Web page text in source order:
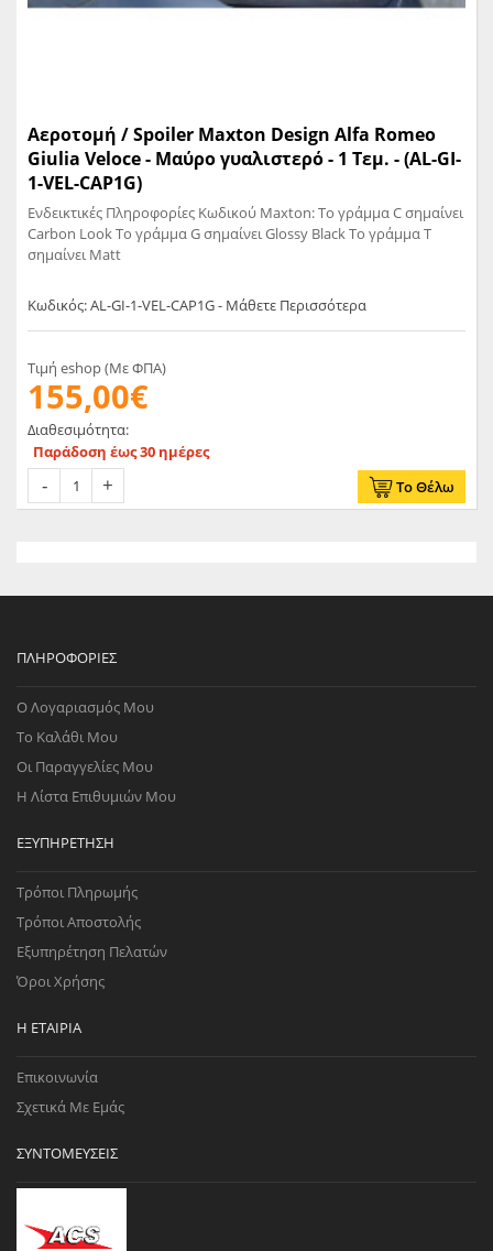
Αεροτομή / Spoiler Maxton Design Alfa Romeo
Giulia Veloce - Mαύρο γυαλιστερό - 1 Τεμ. - (AL-GI-
1-VEL-CAP1G)
Ενδεικτικές Πληροφορίες Κωδικού Maxton: Το γράμμα C σημαίνει
Carbon Look Το γράμμα G σημαίνει Glossy Black Το γράμμα T
σημαίνει Matt
Κωδικός: AL-GI-1-VEL-CAP1G - Μάθετε Περισσότερα
Τιμή eshop (Με ΦΠΑ)
155,00€
Διαθεσιμότητα:
Παράδοση έως 30 ημέρες
Το Θέλω
ΠΛΗΡΟΦΟΡΊΕΣ
Ο Λογαριασμός Μου
Το Καλάθι Μου
Οι Παραγγελίες Μου
Η Λίστα Επιθυμιών Μου
ΕΞΥΠΗΡΈΤΗΣΗ
Τρόποι Πληρωμής
Τρόποι Αποστολής
Εξυπηρέτηση Πελατών
Όροι Χρήσης
Η ΕΤΑΙΡΊΑ
Επικοινωνία
Σχετικά Με Εμάς
ΣΥΝΤΟΜΕΎΣΕΙΣ